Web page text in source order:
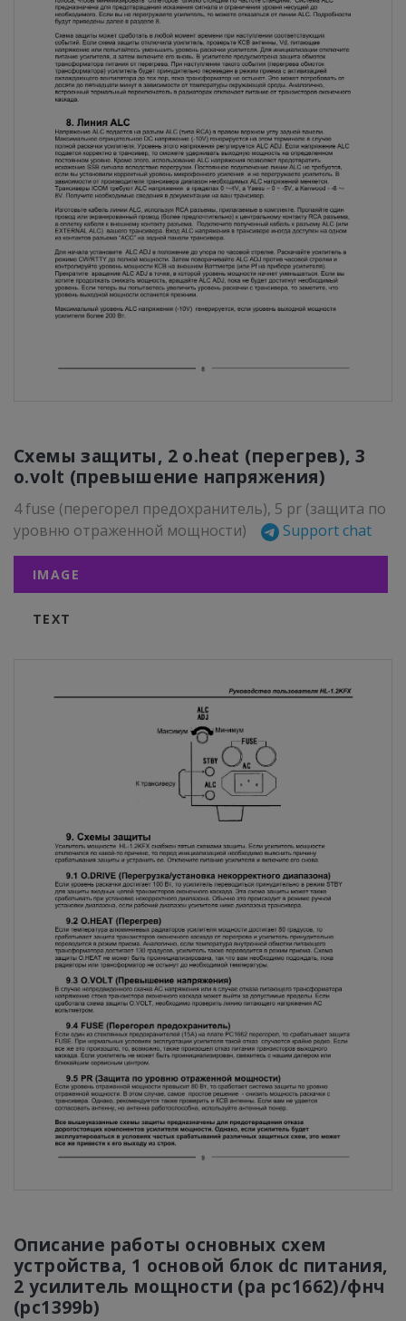
Схемы защиты, 2 o.heat (перегрев), 3
o.volt (превышение напряжения)
4 fuse (перегорел предохранитель), 5 pr (защита по
уровню отраженной мощности)
Support chat
IMAGE
TEXT
Описание работы основных схем
устройства, 1 основой блок dc питания,
2 усилитель мощности (pa pc1662)/фнч
(pc1399b)